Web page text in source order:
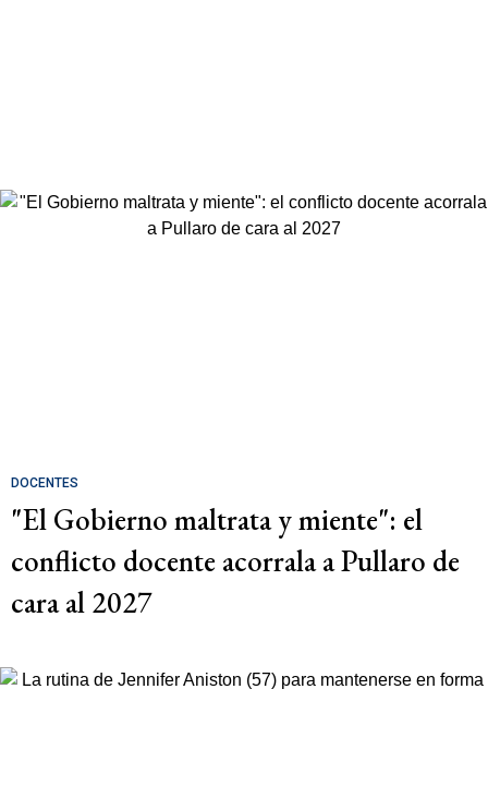
DOCENTES
"El Gobierno maltrata y miente": el
conflicto docente acorrala a Pullaro de
cara al 2027